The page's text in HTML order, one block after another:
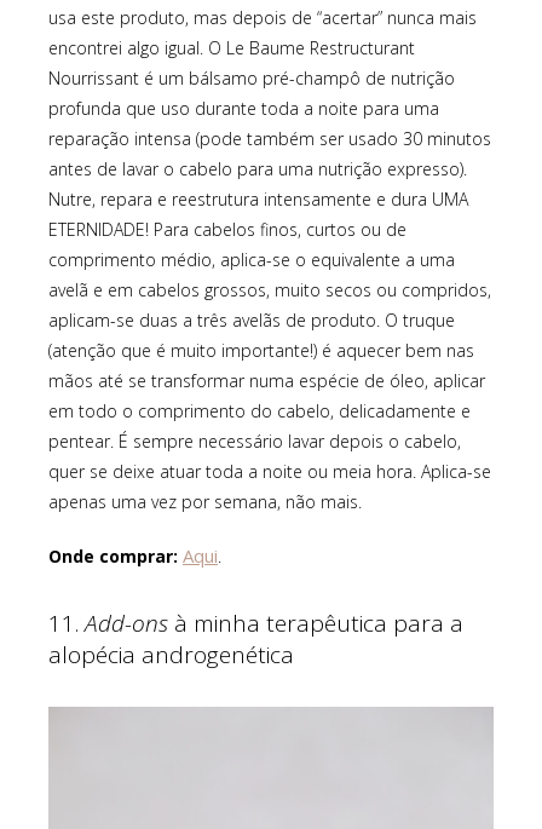
usa este produto, mas depois de “acertar” nunca mais
encontrei algo igual. O Le Baume Restructurant
Nourrissant é um bálsamo pré-champô de nutrição
profunda que uso durante toda a noite para uma
reparação intensa (pode também ser usado 30 minutos
antes de lavar o cabelo para uma nutrição expresso).
Nutre, repara e reestrutura intensamente e dura UMA
ETERNIDADE! Para cabelos finos, curtos ou de
comprimento médio, aplica-se o equivalente a uma
avelã e em cabelos grossos, muito secos ou compridos,
aplicam-se duas a três avelãs de produto. O truque
(atenção que é muito importante!) é aquecer bem nas
mãos até se transformar numa espécie de óleo, aplicar
em todo o comprimento do cabelo, delicadamente e
pentear. É sempre necessário lavar depois o cabelo,
quer se deixe atuar toda a noite ou meia hora. Aplica-se
apenas uma vez por semana, não mais.
Onde comprar: Aqui.
11.Add-ons à minha terapêutica para a
alopécia androgenética